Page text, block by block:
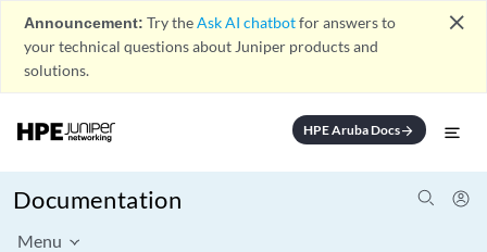
Announcement: Try theAsk AI chatbotfor answers to
your technical questions about Juniper products and
solutions.
close
HPE Aruba Docsarrow_forward
Documentation
Menu